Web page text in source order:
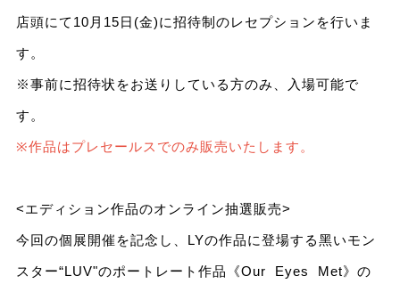
店頭にて10⽉15⽇(⾦)に招待制のレセプションを行いま
す。
※事前に招待状をお送りしている方のみ、入場可能で
す。
※作品はプレセールスでのみ販売いたします。
<エディション作品のオンライン抽選販売>
今回の個展開催を記念し、LYの作品に登場する⿊いモン
スター“LUV"のポートレート作品《Our Eyes Met》の